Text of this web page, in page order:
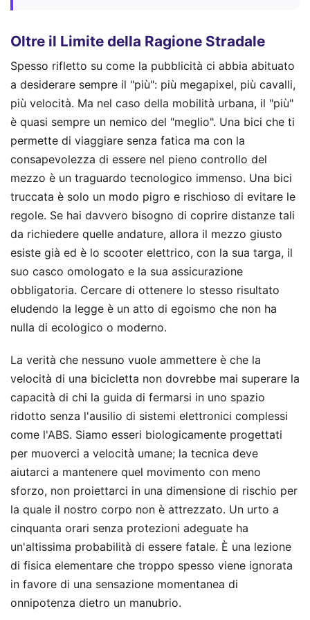
Oltre il Limite della Ragione Stradale
Spesso rifletto su come la pubblicità ci abbia abituato
a desiderare sempre il "più": più megapixel, più cavalli,
più velocità. Ma nel caso della mobilità urbana, il "più"
è quasi sempre un nemico del "meglio". Una bici che ti
permette di viaggiare senza fatica ma con la
consapevolezza di essere nel pieno controllo del
mezzo è un traguardo tecnologico immenso. Una bici
truccata è solo un modo pigro e rischioso di evitare le
regole. Se hai davvero bisogno di coprire distanze tali
da richiedere quelle andature, allora il mezzo giusto
esiste già ed è lo scooter elettrico, con la sua targa, il
suo casco omologato e la sua assicurazione
obbligatoria. Cercare di ottenere lo stesso risultato
eludendo la legge è un atto di egoismo che non ha
nulla di ecologico o moderno.
La verità che nessuno vuole ammettere è che la
velocità di una bicicletta non dovrebbe mai superare la
capacità di chi la guida di fermarsi in uno spazio
ridotto senza l'ausilio di sistemi elettronici complessi
come l'ABS. Siamo esseri biologicamente progettati
per muoverci a velocità umane; la tecnica deve
aiutarci a mantenere quel movimento con meno
sforzo, non proiettarci in una dimensione di rischio per
la quale il nostro corpo non è attrezzato. Un urto a
cinquanta orari senza protezioni adeguate ha
un'altissima probabilità di essere fatale. È una lezione
di fisica elementare che troppo spesso viene ignorata
in favore di una sensazione momentanea di
onnipotenza dietro un manubrio.